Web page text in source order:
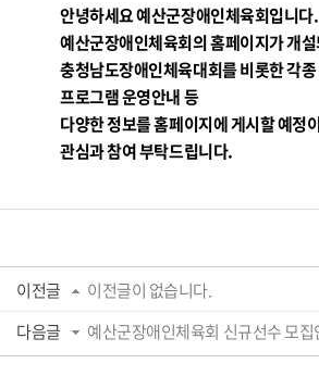
안녕하세요 예산군장애인체육회입니다.
예산군장애인체육회의 홈페이지가 개
충청남도장애인체육대회를 비롯한 각
프로그램 운영안내 등
다양한 정보를 홈페이지에 게시할 예정
관심과 참여 부탁드립니다.
이전글
이전글이 없습니다.
다음글
예산군장애인체육회 신규선수 모집